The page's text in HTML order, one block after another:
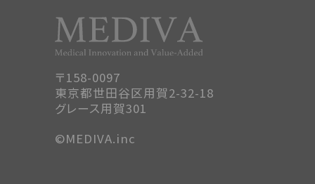
〒158-0097
東京都世田谷区用賀2-32-18
グレース用賀301
©MEDIVA.inc